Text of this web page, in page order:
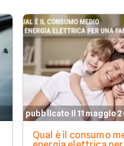
pubblicato il 11 maggio
Qual è il consumo